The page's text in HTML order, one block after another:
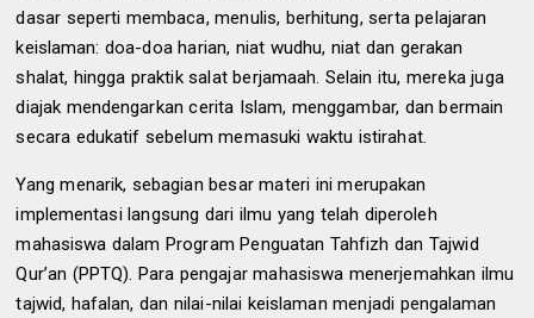
dasar seperti membaca, menulis, berhitung, serta pelajaran
keislaman: doa-doa harian, niat wudhu, niat dan gerakan
shalat, hingga praktik salat berjamaah. Selain itu, mereka juga
diajak mendengarkan cerita Islam, menggambar, dan bermain
secara edukatif sebelum memasuki waktu istirahat.
Yang menarik, sebagian besarmateri ini merupakan
implementasi langsung dari ilmu yang telah diperoleh
mahasiswa dalam Program Penguatan Tahfizh dan Tajwid
Qur’an (PPTQ). Para pengajar mahasiswa menerjemahkan ilmu
tajwid, hafalan, dan nilai-nilai keislaman menjadi pengalaman